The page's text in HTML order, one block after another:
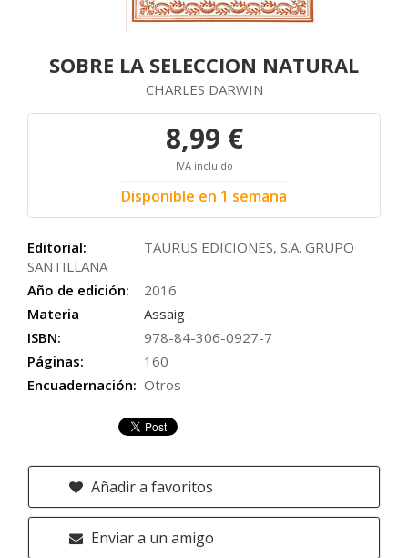
SOBRE LA SELECCION NATURAL
CHARLES DARWIN
8,99 €
IVA incluido
Disponible en 1 semana
Editorial:
TAURUS EDICIONES, S.A. GRUPO
SANTILLANA
Año de edición:
2016
Materia
Assaig
ISBN:
978-84-306-0927-7
Páginas:
160
Encuadernación: Otros
Añadir a favoritos
Enviar a un amigo